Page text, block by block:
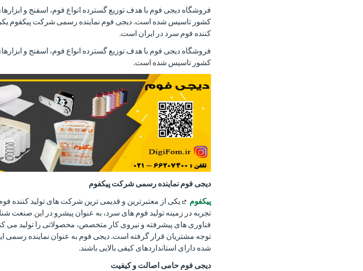
فروشگاه دیجی فوم با هدف توزیع گسترده انواع فوم، اسفنج و
کشور تاسیس شده است. دیجی فوم نماینده رسمی شرکت پیکفوم یکی
کننده فوم سرد در ایران است.
فروشگاه دیجی فوم با هدف توزیع گسترده انواع فوم، اسفنج و
کشور تاسیس شده است.
دیجی فوم نماینده رسمی شرکت پیکفوم
پیکفوم
یکی از معتبرترین و قدیمی ترین شرکت های تولید کننده
تجربه در زمینه تولید فوم های سرد، به عنوان پیشرو در این صنعت
فناوری های پیشرفته و نیروی کار متخصص، محصولاتی را تولید می
توجه مشتریان قرار گرفته است. دیجی فوم به عنوان نماینده
شده دارای استانداردهای کیفی بالایی باشند.
دیجی فوم حامی اصالت و کیفیت